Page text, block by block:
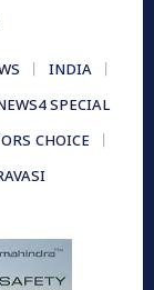
INDIA
SPECIAL
CHOICE